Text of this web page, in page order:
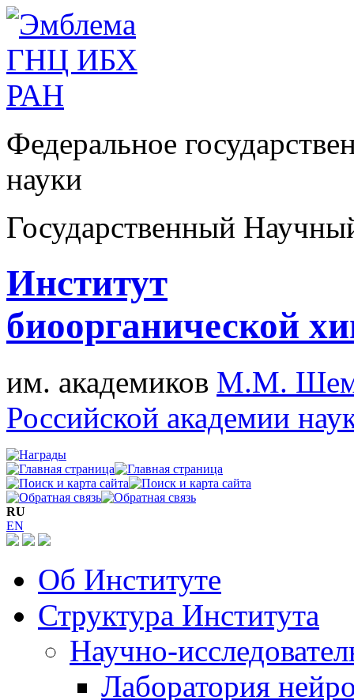
Федеральное
науки
Государственный
Институт
биоорганической
им. академиков М.М.
Российской академии
RU
EN
Об Институте
Структура Института
Научно-
Лаборатория